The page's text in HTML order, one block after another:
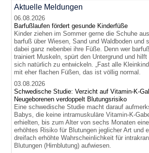
Aktuelle Meldungen
06.08.2026
Barfußlaufen fördert gesunde Kinderfüße
Kinder ziehen im Sommer gerne die Schuhe
barfuß über Wiesen, Sand und Waldboden und
dabei ganz nebenbei ihre Füße. Denn wer
trainiert Muskeln, spürt den Untergrund und hilft
sich natürlich zu entwickeln. „Fast alle
mit eher flachen Füßen, das ist völlig normal.
03.08.2026
Schwedische Studie: Verzicht auf Vitamin-K-
Neugeborenen verdoppelt Blutungsrisiko
Eine schwedische Studie macht darauf
Babys, die keine intramuskuläre Vitamin-K-
erhielten, bis zum Alter von sechs Monaten
erhöhtes Risiko für Blutungen jeglicher Art und
dreifach erhöhte Wahrscheinlichkeit für
Blutungen (Hirnblutung) aufwiesen.